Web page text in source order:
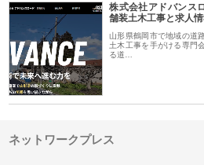
株式会社アドバンス
舗装土木工事と求人
山形県鶴岡市で地域の道
土木工事を手がける専門
る道…
ネットワークプレス